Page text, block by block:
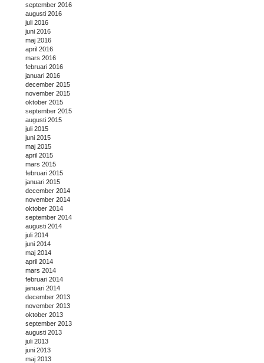
september 2016
augusti 2016
juli 2016
juni 2016
maj 2016
april 2016
mars 2016
februari 2016
januari 2016
december 2015
november 2015
oktober 2015
september 2015
augusti 2015
juli 2015
juni 2015
maj 2015
april 2015
mars 2015
februari 2015
januari 2015
december 2014
november 2014
oktober 2014
september 2014
augusti 2014
juli 2014
juni 2014
maj 2014
april 2014
mars 2014
februari 2014
januari 2014
december 2013
november 2013
oktober 2013
september 2013
augusti 2013
juli 2013
juni 2013
maj 2013